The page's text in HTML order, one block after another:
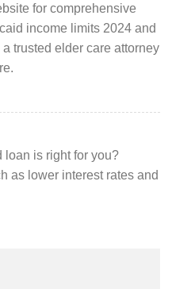
for comprehensive
income limits 2024 and
trusted elder care attorney
loan is right for you?
as lower interest rates and